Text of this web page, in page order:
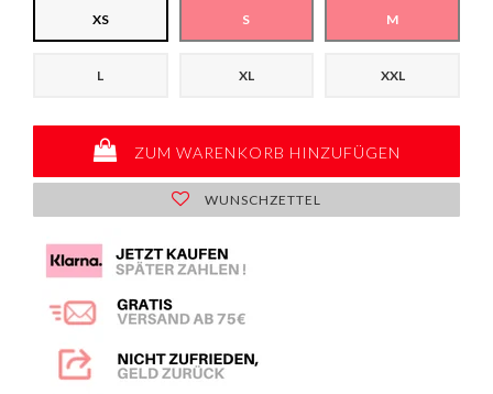
XS S M
L XL XXL
ZUM WARENKORB HINZUFÜGEN
WUNSCHZETTEL